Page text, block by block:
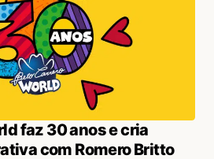
faz 30 anos e cria
com Romero Britto